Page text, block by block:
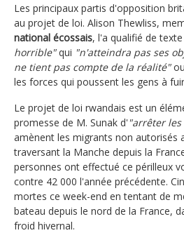
Les principaux partis d'opposition
au projet de loi. Alison Thewliss,
national écossais, l'a qualifié de texte
horrible"qui "n'atteindra pas ses
ne tient pas compte de la réalité"
les forces qui poussent les gens à
Le projet de loi rwandais est un
promesse de M. Sunak d' "arrêter
amènent les migrants non autorisés
traversant la Manche depuis la
personnes ont effectué ce périlleux
contre 42 000 l'année précédente.
mortes ce week-end en tentant de
bateau depuis le nord de la France,
froid hivernal.